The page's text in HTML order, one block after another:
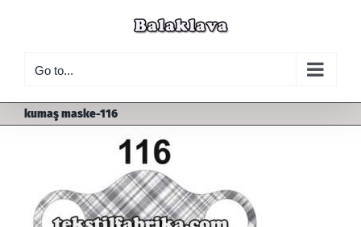
Go to...
kumaş maske-116